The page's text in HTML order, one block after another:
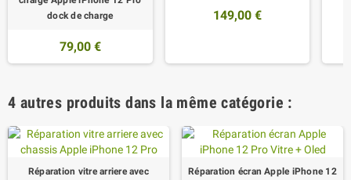
dock de charge
79,00 €
149,00 €
4 autres produits dans la même catégorie :
Réparation vitre arriere avec
Réparation écran Apple iPhone 12